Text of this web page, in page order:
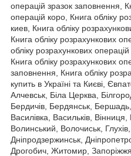
операцій зразок заповнення,
операцій коро, Книга обліку
киев, Книга обліку
Книга обліку розрахункових
обліку розрахункових
Книга обліку розрахункових
заповнення, Книга обліку
купить в Україні та Києві,
Алчевськ, Біла Церква,
Бердичів, Бердянськ,
Василівка, Васильків,
Волинський, Волочиськ,
Дніпродзержинськ,
Дрогобич, Житомир,